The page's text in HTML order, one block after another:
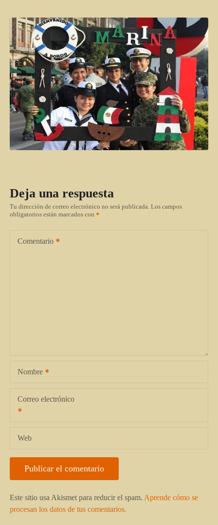
Deja una respuesta
Tu dirección de correo electrónico no será publicada. Los campos
obligatorios están marcados con
Comentario
Nombre
Correo electrónico
Web
Este sitio usa Akismet para reducir el spam. Aprende cómo se
procesan los datos de tus comentarios.